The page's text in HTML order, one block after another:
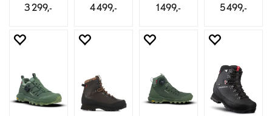
3 299,- 4 499,- 1 499,- 5 499,-